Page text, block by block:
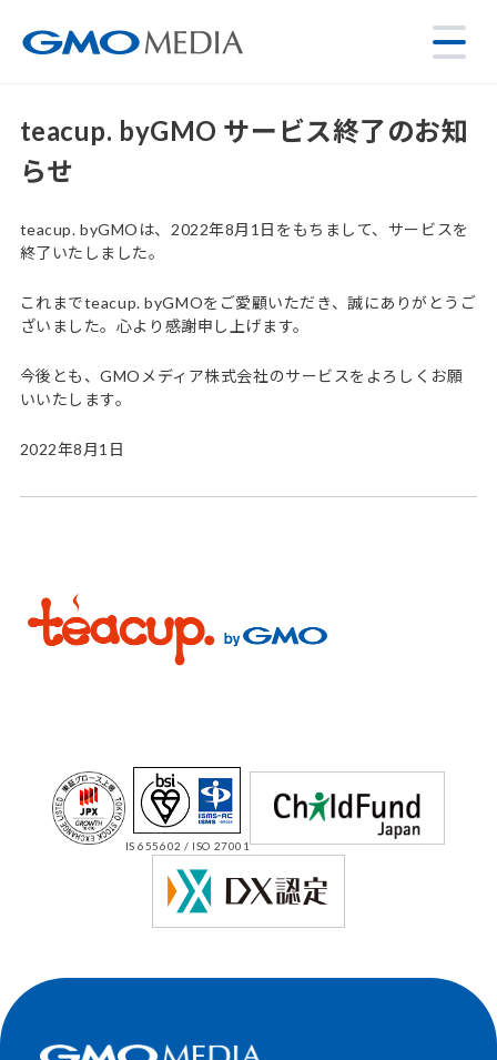
teacup. byGMO サービス終了のお知
らせ
teacup. byGMOは、2022年8月1日をもちまして、サービスを
終了いたしました。
これまでteacup. byGMOをご愛顧いただき、誠にありがとうご
ざいました。心より感謝申し上げます。
今後とも、GMOメディア株式会社のサービスをよろしくお願
いいたします。
2022年8月1日
IS 655602 / ISO 27001